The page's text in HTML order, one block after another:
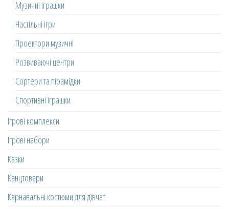
Музичні іграшки
Настільні ігри
Проектори музичні
Розвиваючі центри
Сортери та пірамідки
Спортивні іграшки
Ігрові комплекси
Ігрові набори
Казки
Канцтовари
Карнавальні костюми для дівчат